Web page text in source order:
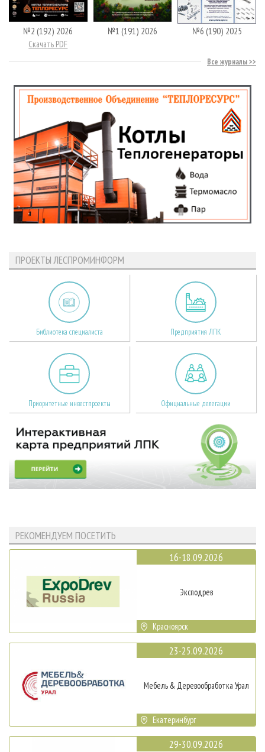
№2 (192) 2026
Скачать PDF
№1 (191) 2026 №6 (190) 2025
Все журналы
ПРОЕКТЫ ЛЕСПРОМИНФОРМ
Библиотека специалиста Предприятия ЛПК
Приоритетные инвестпроекты Официальные делегации
РЕКОМЕНДУЕМ ПОСЕТИТЬ
16-18.09.2026
Эксподрев
Красноярск
23-25.09.2026
Мебель & Деревообработка Урал
Екатеринбург
29-30.09.2026